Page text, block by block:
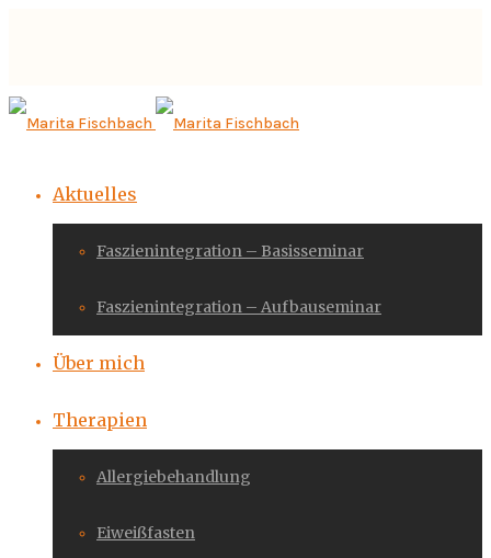
Aktuelles
Faszienintegration – Basisseminar
Faszienintegration – Aufbauseminar
Über mich
Therapien
Allergiebehandlung
Eiweißfasten